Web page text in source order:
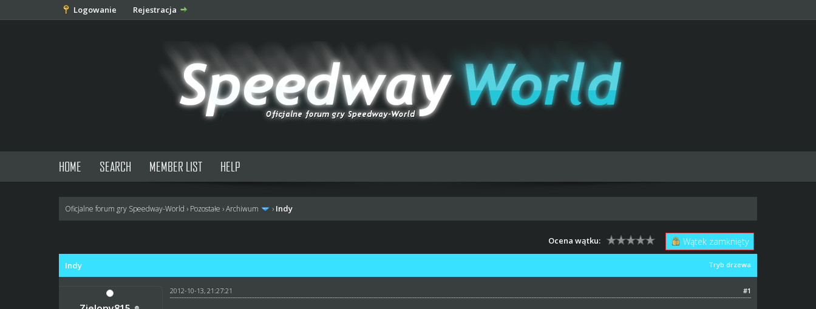
Logowanie Rejestracja
HOME SEARCH MEMBER LIST HELP
Oficjalne forum gry Speedway-World › Pozostałe ›Archiwum › Indy
Wątek zamknięty
Ocena wątku:
Tryb drzewa
Indy
#1
2012-10-13, 21:27:21